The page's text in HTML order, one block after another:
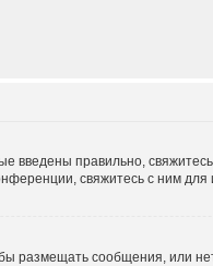
введены правильно,
свяжитесь с ним для
размещать сообщения, или